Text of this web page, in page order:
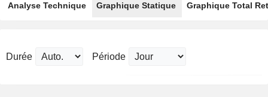
Analyse Technique Graphique Statique Graphique Total
Durée Période